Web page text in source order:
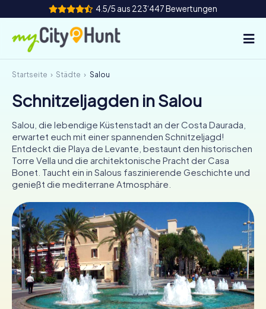
4.5/5 aus 223‘447 Bewertungen
So funktioniert's
Städte
Touren
Teamevent
Tickets
INT AT
ES
FR UK
IE
IT
NL
Tickets buchen
Startseite Städte Salou
Schnitzeljagden in Salou
Salou, die lebendige Küstenstadt an der Costa Daurada,
erwartet euch mit einer spannenden Schnitzeljagd!
Entdeckt die Playa de Levante, bestaunt den historischen
Torre Vella und die architektonische Pracht der Casa
Bonet. Taucht ein in Salous faszinierende Geschichte und
genießt die mediterrane Atmosphäre.